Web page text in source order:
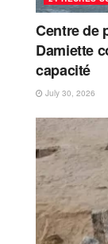
Centre de
Damiette
capacité
July 30, 2026